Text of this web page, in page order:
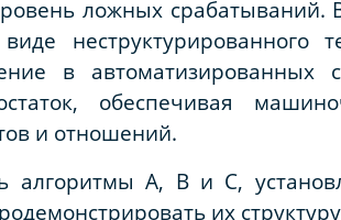
ложных срабатываний.
неструктурированного
в автоматизированных
обеспечивая
и отношений.
алгоритмы А, В и С,
их